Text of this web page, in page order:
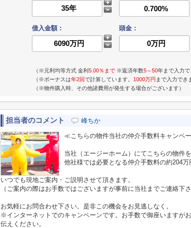
借入金額：
頭金：
（※元利均等方式 金利5.00％まで ※返済年数5～50年まで入力で
（※ボーナスは年2回で計算しています。 1000万円 まで入力でき
（※物件購入時、その他諸費用が発生する場合がございます）
担当者のコメント 峰ちか
≪こちらの物件当社の仲介手数料キャンペ
当社（エージーホーム）にてこちらの物件
他社様では必要となる仲介手数料の約204万
いつでも現地ご案内・ご説明させて頂きます。
（ご案内の際はお手数ではございますが事前に当社までご連絡下さ
お気軽にお問合わせ下さい。是非この機会をお見逃しなく。
※インターネットでのキャンペーンです。お手数で御座いますが
伝えください。